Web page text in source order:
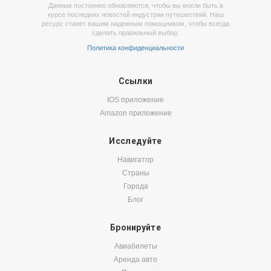
Данные постоянно обновляются, чтобы вы могли быть в
курсе последних новостей индустрии путешествий. Наш
ресурс станет вашим надежным помощником, чтобы всегда
сделать правильный выбор.
Политика конфиденциальности
Ссылки
IOS приложение
Amazon приложение
Исследуйте
Навигатор
Страны
Города
Блог
Бронируйте
Авиабилеты
Аренда авто